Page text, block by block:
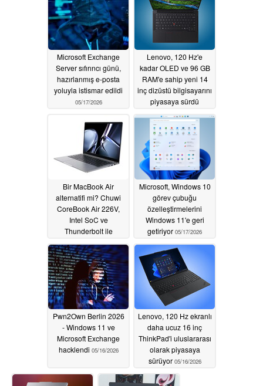
05/19/2026
Microsoft Exchange
Server sıfırıncı günü,
hazırlanmış e-posta
yoluyla istismar edildi
05/17/2026
Lenovo, 120 Hz'e
kadar OLED ve 96 GB
RAM'e sahip yeni 14
inç dizüstü bilgisayarını
piyasaya sürdü
05/17/2026
Bir MacBook Air
alternatifi mi? Chuwi
CoreBook Air 226V,
Intel SoC ve
Thunderbolt ile
05/17/2026
Microsoft, Windows 10
görev çubuğu
özelleştirmelerini
Windows 11'e geri
getiriyor 05/17/2026
Pwn2Own Berlin 2026
- Windows 11 ve
Microsoft Exchange
hacklendi 05/16/2026
Lenovo, 120 Hz ekranlı
daha ucuz 16 inç
ThinkPad'i uluslararası
olarak piyasaya
sürüyor 05/16/2026